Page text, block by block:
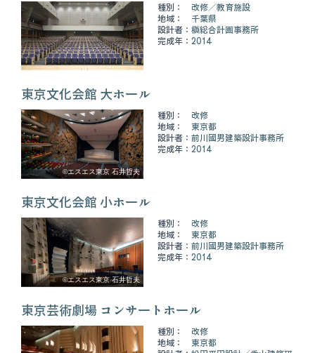
種別： 改修
教育施設
地域：
千葉県
設計者： 槇総合計画事務所
完成年： 2014
©エスエス東京 石井哲夫
東京文化会館 大ホール
種別：
改修
地域：
東京都
設計者： 前川國男建築設計事務所
完成年： 2014
©エスエス東京 石井哲夫
東京文化会館 小ホール
種別：
改修
地域：
東京都
設計者： 前川國男建築設計事務所
完成年： 2014
東京芸術劇場 コンサートホール
種別：
改修
地域：
東京都